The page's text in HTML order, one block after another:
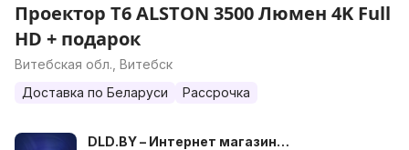
Проектор T6 ALSTON 3500 Люмен 4K Full
HD + подарок
Витебская обл., Витебск
Доставка по Беларуси
Рассрочка
DLD.BY – Интернет магазин